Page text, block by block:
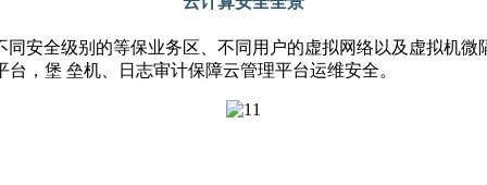
安全级别的等保业务区、不同用户的虚拟网络以及虚拟机
，堡 垒机、日志审计保障云管理平台运维安全。